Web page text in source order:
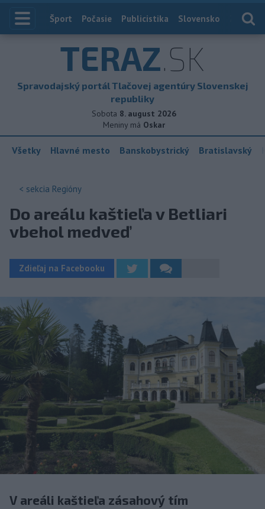
Index
Šport Počasie Publicistika Slovensko
TERAZ.SK
Spravodajský portál Tlačovej agentúry Slovenskej
republiky
Sobota 8. august 2026
Meniny má Oskar
Všetky Hlavné mesto Banskobystrický Bratislavský
< sekcia Regióny
Do areálu kaštieľa v Betliari
vbehol medveď
Zdieľaj na Facebooku
V areáli kaštieľa zásahový tím